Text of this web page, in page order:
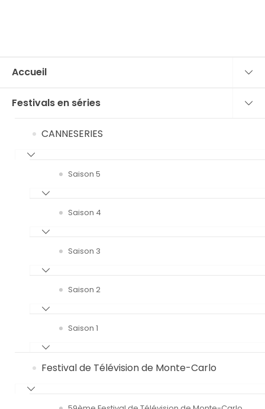
Accueil
Festivals en séries
CANNESERIES
Saison 5
Saison 4
Saison 3
Saison 2
Saison 1
Festival de Télévision de Monte-Carlo